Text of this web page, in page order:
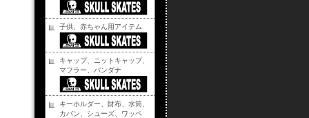
子供、赤ちゃん用アイテム
キャップ、ニットキャップ、
マフラー、バンダナ
キーホルダー、財布、水筒、
カバン、シューズ、ワッペ